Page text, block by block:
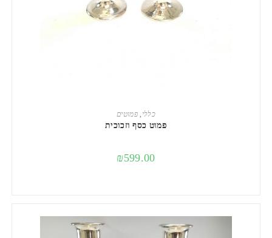
הוספה לסל
כללי, פמוטים
פמוט כסף וזכוכית
₪599.00